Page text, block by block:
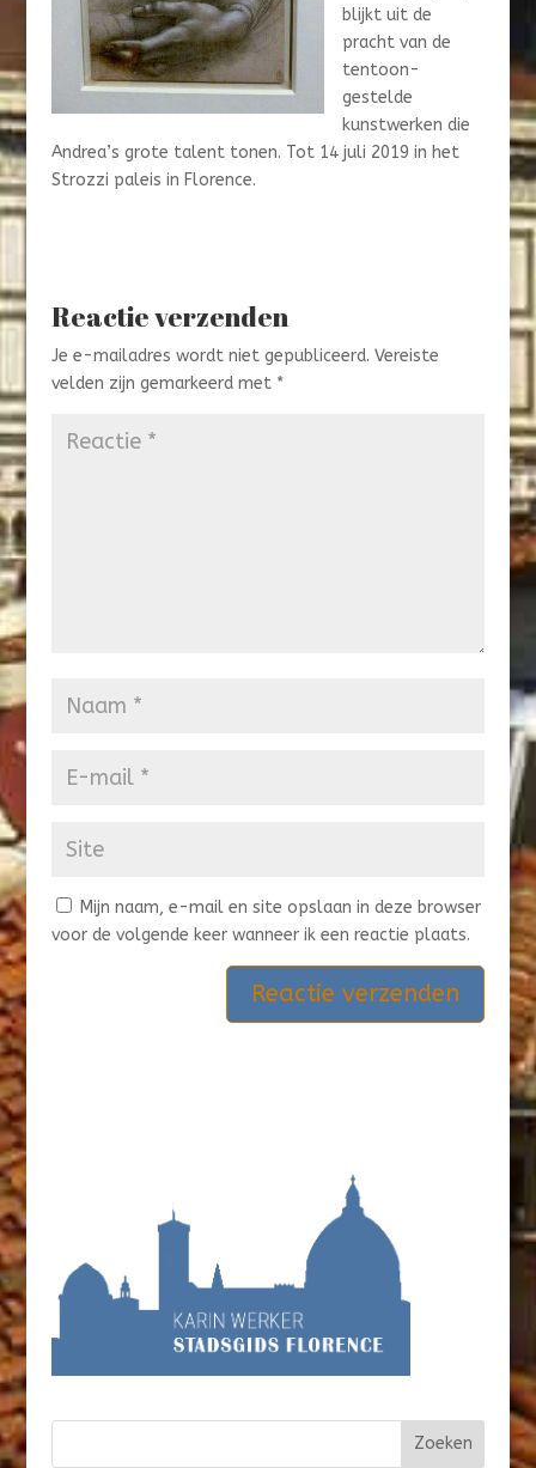
blijkt uit de
pracht van de
tentoon-
gestelde
kunstwerken die
Andrea’s grote talent tonen. Tot 14 juli 2019 in het
Strozzi paleis in Florence.
Reactie verzenden
Je e-mailadres wordt niet gepubliceerd. Vereiste
velden zijn gemarkeerd met *
Mijn naam, e-mail en site opslaan in deze browser
voor de volgende keer wanneer ik een reactie plaats.